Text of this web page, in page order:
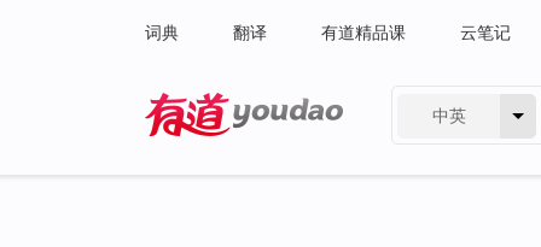
词典 翻译 有道精品课 云笔记
中英